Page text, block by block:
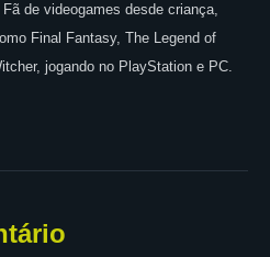
de videogames desde criança,
Final Fantasy, The Legend of
jogando no PlayStation e PC.